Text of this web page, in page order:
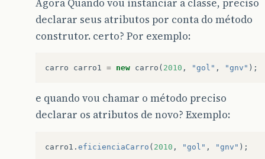
declarar seus atributos por conta do método
construtor. certo? Por exemplo:
carro carro1 = new carro ( 2010 , "gol" , "gnv" );
e quando vou chamar o método preciso
declarar os atributos de novo? Exemplo:
carro1 . eficienciaCarro ( 2010 , "gol" , "gnv" );